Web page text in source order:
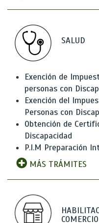
SALUD
Exención de
personas con
Exención del
Personas con
Obtención de
Discapacidad
P.I.M Preparación
MÁS TRÁMITES
COMERCIO